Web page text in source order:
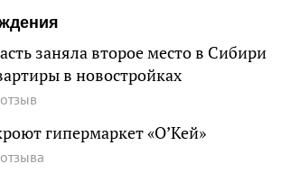
заняла второе место в Сибири
в новостройках
гипермаркет «О’Кей»